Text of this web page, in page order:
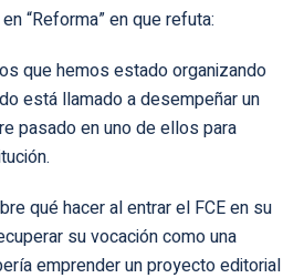
“Reforma” en que refuta:
que hemos estado organizando
está llamado a desempeñar un
pasado en uno de ellos para
qué hacer al entrar el FCE en su
su vocación como una
emprender un proyecto editorial